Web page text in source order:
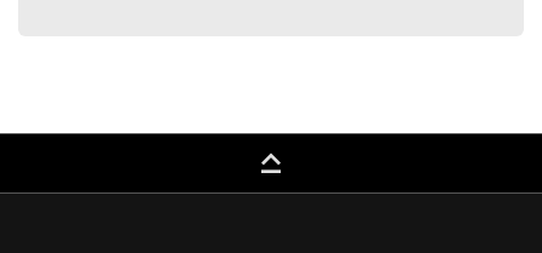
keyboard_capslock